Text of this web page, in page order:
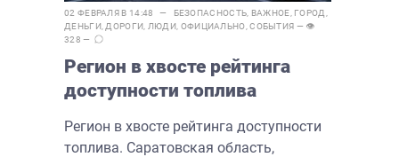
02 ФЕВРАЛЯ В 14:48 — БЕЗОПАСНОСТЬ ВАЖНОЕ ГОРОД
ДЕНЬГИ, ДОРОГИ ЛЮДИ ОФИЦИАЛЬНО ,СОБЫТИЯ — 👁
328 —
Регион в хвосте рейтинга
доступности топлива
Регион в хвосте рейтинга доступности
топлива. Саратовская область,